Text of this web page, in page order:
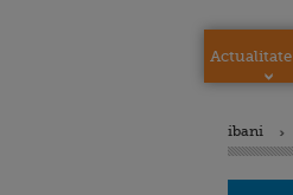
Actualitate
ibani